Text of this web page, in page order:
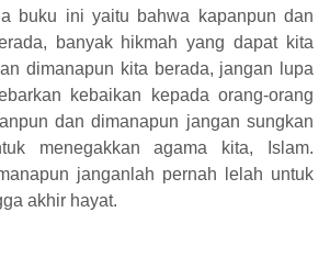
buku ini yaitu bahwa kapanpun dan
banyak hikmah yang dapat kita
dimanapun kita berada, jangan lupa
kebaikan kepada orang-orang
dan dimanapun jangan sungkan
menegakkan agama kita, Islam.
janganlah pernah lelah untuk
akhir hayat.